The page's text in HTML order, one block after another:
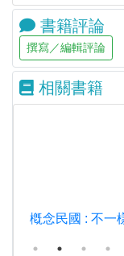
書籍評論
相關書籍
槪念民國 : 不一